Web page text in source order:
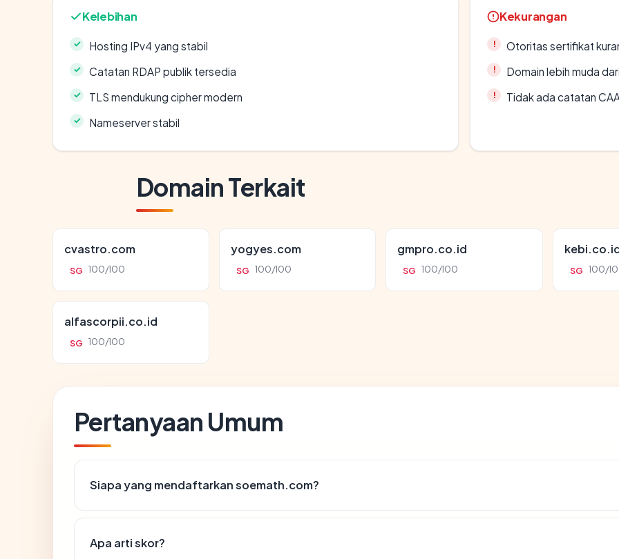
Kelebihan
Hosting IPv4 yang stabil
Catatan RDAP publik tersedia
TLS mendukung cipher modern
Nameserver stabil
Kekurangan
Otoritas sertifikat
Domain lebih muda
Tidak ada catatan CAA
Domain Terkait
cvastro.com
SG 100/100
yogyes.com
SG 100/100
gmpro.co.id
SG 100/100 SG 100/
alfascorpii.co.id
SG 100/100
Pertanyaan Umum
Siapa yang mendaftarkan soemath.com?
Apa arti skor?